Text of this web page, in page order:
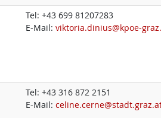
Tel:+43 699 81207283
E-Mail:viktoria.dinius@kpoe-
Tel:+43 316 872 2151
E-Mail: